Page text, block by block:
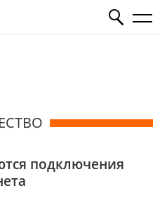
подключения